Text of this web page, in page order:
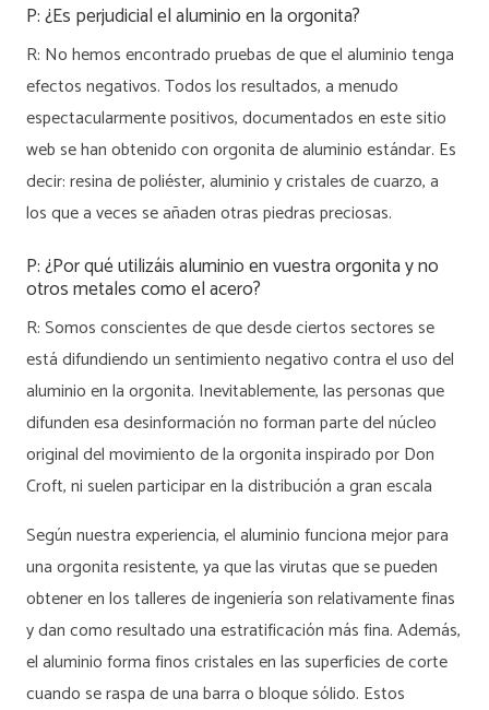
P: ¿Es perjudicial el aluminio en la orgonita?
R: No hemos encontrado pruebas de que el aluminio tenga
efectos negativos. Todos los resultados, a menudo
espectacularmente positivos, documentados en este sitio
web se han obtenido con orgonita de aluminio estándar. Es
decir: resina de poliéster, aluminio y cristales de cuarzo, a
los que a veces se añaden otras piedras preciosas.
P: ¿Por qué utilizáis aluminio en vuestra orgonita y no
otros metales como el acero?
R: Somos conscientes de que desde ciertos sectores se
está difundiendo un sentimiento negativo contra el uso del
aluminio en la orgonita. Inevitablemente, las personas que
difunden esa desinformación no forman parte del núcleo
original del movimiento de la orgonita inspirado por Don
Croft, ni suelen participar en la distribución a gran escala
Según nuestra experiencia, el aluminio funciona mejor para
una orgonita resistente, ya que las virutas que se pueden
obtener en los talleres de ingeniería son relativamente finas
y dan como resultado una estratificación más fina. Además,
el aluminio forma finos cristales en las superficies de corte
cuando se raspa de una barra o bloque sólido. Estos